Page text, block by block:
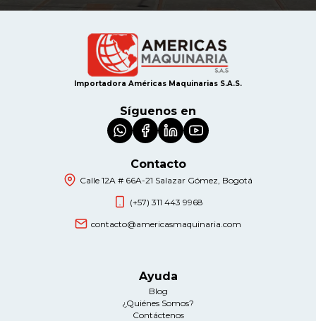
Importadora Américas Maquinarias S.A.S.
Síguenos en
Contacto
Calle 12A # 66A-21 Salazar Gómez, Bogotá
(+57) 311 443 9968
contacto@americasmaquinaria.com
Ayuda
Blog
¿Quiénes Somos?
Contáctenos